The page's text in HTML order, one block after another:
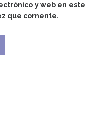
y web en este
que comente.